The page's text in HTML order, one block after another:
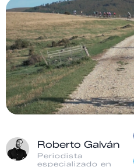
Roberto Galván
Periodista
especializado en